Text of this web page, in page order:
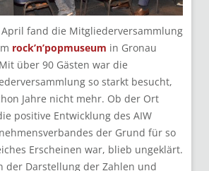
April fand die Mitgliederversammlung
rock’n’popmuseum in Gronau
über 90 Gästen war die
so starkt besucht,
Jahre nicht mehr. Ob der Ort
positive Entwicklung des AIW
der Grund für so
Erscheinen war, blieb ungeklärt.
der Darstellung der Zahlen und